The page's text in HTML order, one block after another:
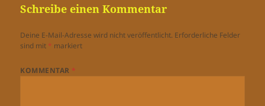
Schreibe einen Kommentar
Deine E-Mail-Adresse wird nicht veröffentlicht. Erforderliche Felder
sind mit * markiert
KOMMENTAR *